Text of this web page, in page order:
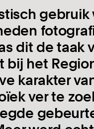
dit de taak
bij het
karakter
ver te